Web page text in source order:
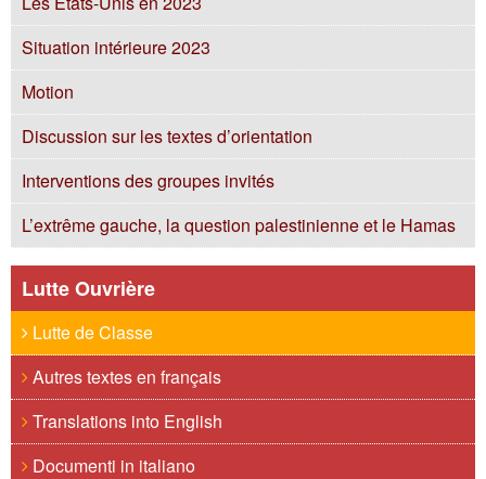
Situation intérieure 2023
Motion
Discussion sur les textes d’orientation
Interventions des groupes invités
L’extrême gauche, la question palestinienne et le Hamas
Lutte Ouvrière
Lutte de Classe
Autres textes en français
Translations into English
Documenti in italiano